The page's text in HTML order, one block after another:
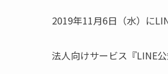
2019年11月6日（水）に
法人向けサービス『LINE